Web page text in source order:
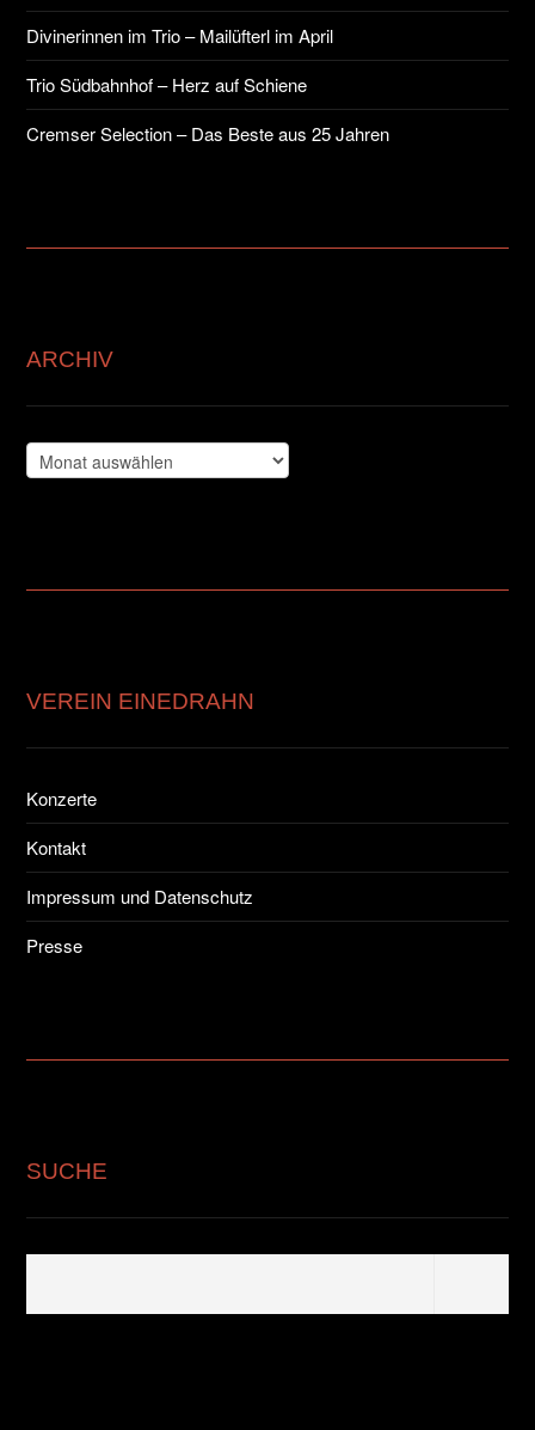
Divinerinnen im Trio – Mailüfterl im April
Trio Südbahnhof – Herz auf Schiene
Cremser Selection – Das Beste aus 25 Jahren
ARCHIV
Archiv
VEREIN EINEDRAHN
Konzerte
Kontakt
Impressum und Datenschutz
Presse
SUCHE